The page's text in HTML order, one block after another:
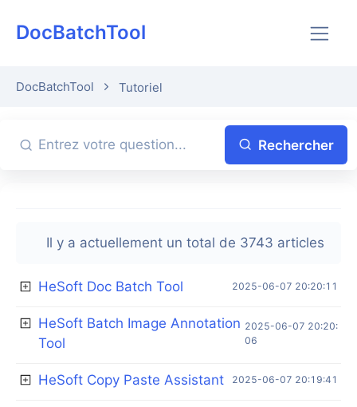
DocBatchTool
DocBatchTool Tutoriel
Rechercher
Il y a actuellement un total de 3743 articles
HeSoft Doc Batch Tool 2025-06-07 20:20:11
HeSoft Batch Image Annotation
Tool
2025-06-07 20:20:
06
HeSoft Copy Paste Assistant 2025-06-07 20:19:41